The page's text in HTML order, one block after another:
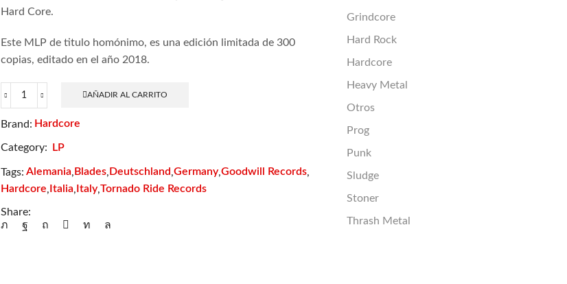
Hard Core.
Este MLP de titulo homónimo, es una edición limitada de 300
copias, editado en el año 2018.
Blades
AÑADIR AL CARRITO
Brand: Hardcore
Category: LP
Tags: Alemania, Blades, Deutschland,Germany,Goodwill Records,
Hardcore, Italia, Italy,Tornado Ride Records
Share:
Grindcore
Hard Rock
Hardcore
Heavy Metal
Otros
Prog
Punk
Sludge
Stoner
Thrash Metal